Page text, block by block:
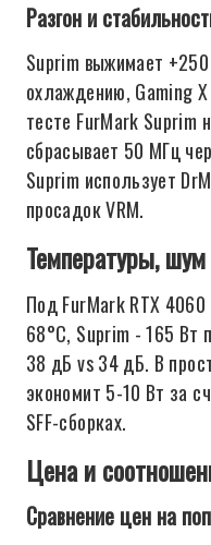
Разгон и
Suprim выжимает
охлаждению, Gaming
тесте FurMark Suprim
сбрасывает 50 МГц
Suprim использует
просадок VRM.
Температуры,
Под FurMark RTX
68°C, Suprim - 165 Вт
38 дБ vs 34 дБ. В
экономит 5-10 Вт за
SFF-сборках.
Цена и
Сравнение цен на